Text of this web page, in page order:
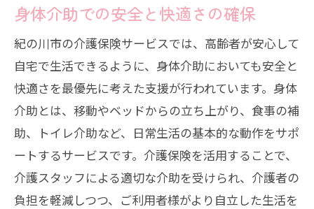
身体介助での安全と快適さの確保
紀の川市の介護保険サービスでは、高齢者が安心して
自宅で生活できるように、身体介助においても安全と
快適さを最優先に考えた支援が行われています。身体
介助とは、移動やベッドからの立ち上がり、食事の補
助、トイレ介助など、日常生活の基本的な動作をサポ
ートするサービスです。介護保険を活用することで、
介護スタッフによる適切な介助を受けられ、介護者の
負担を軽減しつつ、ご利用者様がより自立した生活を